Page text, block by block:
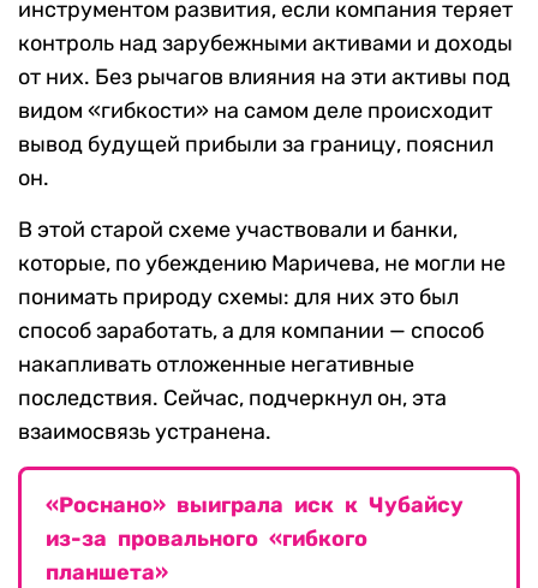
инструментом развития, если компания теряет
контроль над зарубежными активами и доходы
от них. Без рычагов влияния на эти активы под
видом «гибкости» на самом деле происходит
вывод будущей прибыли за границу, пояснил
он.
В этой старой схеме участвовали и банки,
которые, по убеждению Маричева, не могли не
понимать природу схемы: для них это был
способ заработать, а для компании — способ
накапливать отложенные негативные
последствия. Сейчас, подчеркнул он, эта
взаимосвязь устранена.
«Роснано» выиграла иск к Чубайсу
из-за провального «гибкого
планшета»